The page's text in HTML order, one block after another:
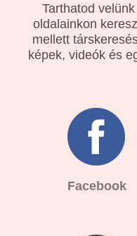
Tarthatod
oldalainkon
mellett
képek, videók és
Facebook